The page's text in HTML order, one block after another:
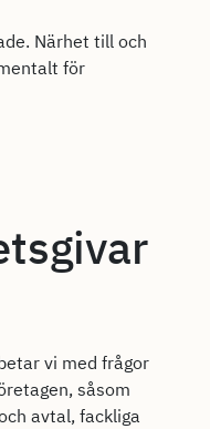
Närhet till och
för
vi med frågor
såsom
avtal, fackliga